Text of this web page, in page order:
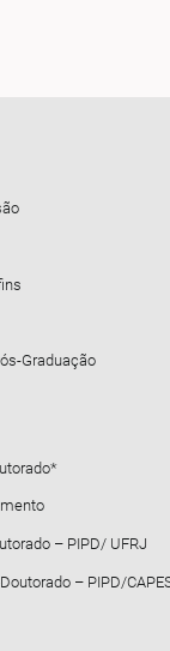
de Pós-Graduação
– PIPD/ UFRJ
– PIPD/